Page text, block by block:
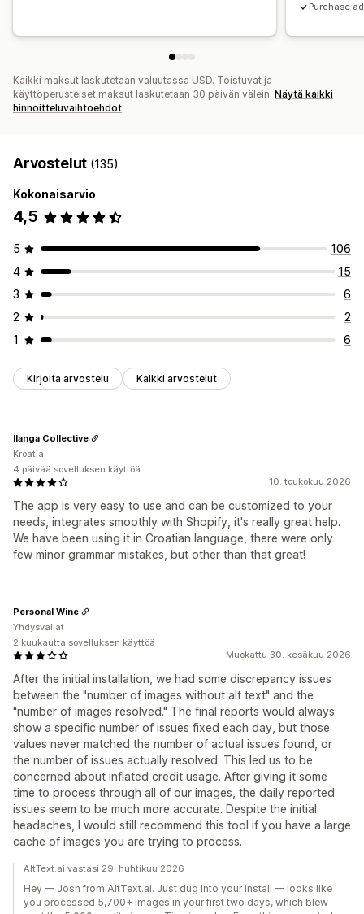
Purchase
Kaikki maksut laskutetaan valuutassa USD. Toistuvat ja
käyttöperusteiset maksut laskutetaan 30 päivän välein. Näytä kaikki
hinnoitteluvaihtoehdot
Arvostelut (135)
Kokonaisarvio
4,5
5
106
4
15
3
6
2
2
1
6
Kirjoita arvostelu Kaikki arvostelut
10. toukokuu 2026
The app is very easy to use and can be customized to your
needs, integrates smoothly with Shopify, it's really great help.
We have been using it in Croatian language, there were only
few minor grammar mistakes, but other than that great!
Ilanga Collective
Kroatia
4 päivää sovelluksen käyttöä
Muokattu 30. kesäkuu 2026
After the initial installation, we had some discrepancy issues
between the "number of images without alt text" and the
"number of images resolved." The final reports would always
show a specific number of issues fixed each day, but those
values never matched the number of actual issues found, or
the number of issues actually resolved. This led us to be
concerned about inflated credit usage. After giving it some
time to process through all of our images, the daily reported
issues seem to be much more accurate. Despite the initial
headaches, I would still recommend this tool if you have a large
cache of images you are trying to process.
Personal Wine
Yhdysvallat
2 kuukautta sovelluksen käyttöä
AltText.ai vastasi 29. huhtikuu 2026
Hey — Josh from AltText.ai. Just dug into your install — looks like
you processed 5,700+ images in your first two days, which blew